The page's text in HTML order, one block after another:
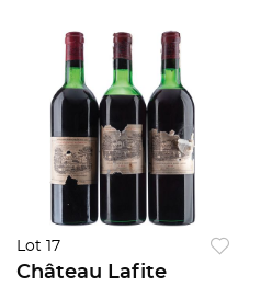
Lot 17
Château Lafite